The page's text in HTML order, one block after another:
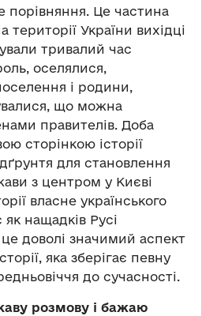
порівняння. Це частина
території України вихідці
тривалий час
оселялися,
і родини,
що можна
правителів. Доба
сторінкою історії
для становлення
з центром у Києві
власне українського
нащадків Русі
доволі значимий аспект
яка зберігає певну
до сучасності.
розмову і бажаю